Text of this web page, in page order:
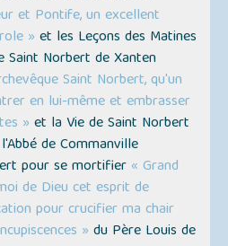
et Pontife, un excellent
» et les Leçons des Matines
Norbert de Xanten
Saint Norbert, qu'un
en lui-même et embrasser
» et la Vie de Saint Norbert
de Commanville
pour se mortifier « Grand
de Dieu cet esprit de
pour crucifier ma chair
» du Père Louis de